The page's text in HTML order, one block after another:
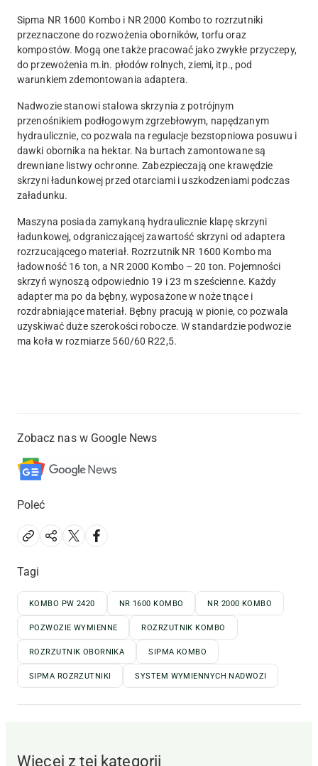
Sipma NR 1600 Kombo i NR 2000 Kombo to rozrzutniki
przeznaczone do rozwożenia oborników, torfu oraz
kompostów. Mogą one także pracować jako zwykłe przyczepy,
do przewożenia m.in. płodów rolnych, ziemi, itp., pod
warunkiem zdemontowania adaptera.
Nadwozie stanowi stalowa skrzynia z potrójnym
przenośnikiem podłogowym zgrzebłowym, napędzanym
hydraulicznie, co pozwala na regulacje bezstopniowa posuwu i
dawki obornika na hektar. Na burtach zamontowane są
drewniane listwy ochronne. Zabezpieczają one krawędzie
skrzyni ładunkowej przed otarciami i uszkodzeniami podczas
załadunku.
Maszyna posiada zamykaną hydraulicznie klapę skrzyni
ładunkowej, odgraniczającej zawartość skrzyni od adaptera
rozrzucającego materiał. Rozrzutnik NR 1600 Kombo ma
ładowność 16 ton, a NR 2000 Kombo – 20 ton. Pojemności
skrzyń wynoszą odpowiednio 19 i 23 m sześcienne. Każdy
adapter ma po da bębny, wyposażone w noże tnące i
rozdrabniające materiał. Bębny pracują w pionie, co pozwala
uzyskiwać duże szerokości robocze. W standardzie podwozie
ma koła w rozmiarze 560/60 R22,5.
Zobacz nas w Google News
Poleć
Tagi
KOMBO PW 2420 NR 1600 KOMBO NR 2000 KOMBO
POZWOZIE WYMIENNE ROZRZUTNIK KOMBO
ROZRZUTNIK OBORNIKA SIPMA KOMBO
SIPMA ROZRZUTNIKI SYSTEM WYMIENNYCH NADWOZI
Więcej z tej kategorii